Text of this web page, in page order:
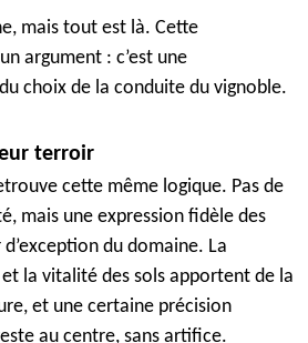
mais tout est là. Cette
argument : c’est une
choix de la conduite du vignoble.
terroir
cette même logique. Pas de
mais une expression fidèle des
du domaine. La
la vitalité des sols apportent de la
et une certaine précision
au centre, sans artifice.